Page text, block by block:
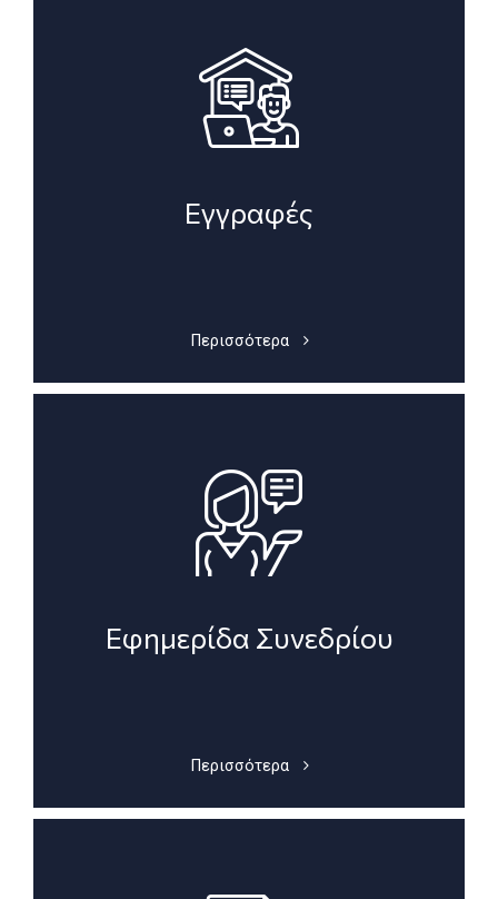
Εγγραφές
Περισσότερα
Εφημερίδα Συνεδρίου
Περισσότερα